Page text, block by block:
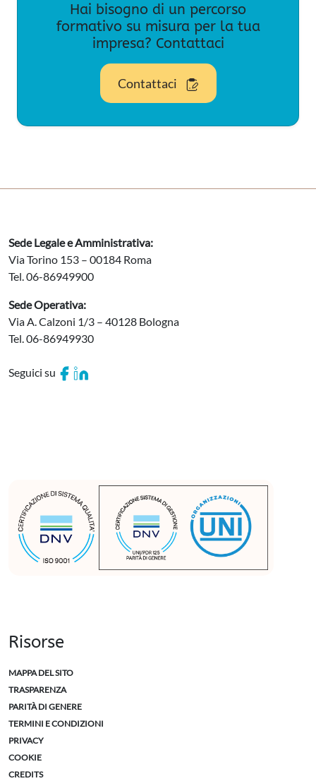
Hai bisogno di un percorso
formativo su misura per la tua
impresa? Contattaci
Contattaci
Sede Legale e Amministrativa:
Via Torino 153 – 00184 Roma
Tel. 06-86949900
Sede Operativa:
Via A. Calzoni 1/3 – 40128 Bologna
Tel. 06-86949930
Seguici su
Risorse
MAPPA DEL SITO
TRASPARENZA
PARITÀ DI GENERE
TERMINI E CONDIZIONI
PRIVACY
COOKIE
CREDITS